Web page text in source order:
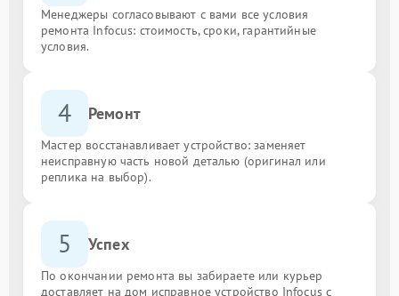
Менеджеры согласовывают с вами все условия
ремонта Infocus: стоимость, сроки, гарантийные
условия.
4 Ремонт
Мастер восстанавливает устройство: заменяет
неисправную часть новой деталью (оригинал или
реплика на выбор).
5 Успех
По окончании ремонта вы забираете или курьер
доставляет на дом исправное устройство Infocus с